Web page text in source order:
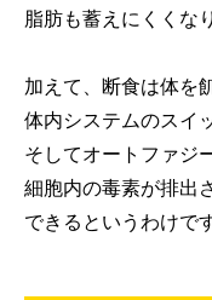
脂肪も蓄えにくくな
加えて、断食は体を
体内システムのスイ
そしてオートファジ
細胞内の毒素が排出
できるというわけです